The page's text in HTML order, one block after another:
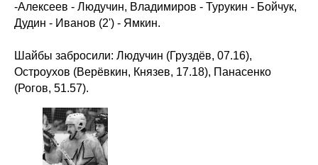
-Алексеев - Людучин, Владимиров - Турукин - Бойчук,
Дудин - Иванов (2') - Ямкин.
Шайбы забросили: Людучин (Груздёв, 07.16),
Остроухов (Верёвкин, Князев, 17.18), Панасенко
(Рогов, 51.57).